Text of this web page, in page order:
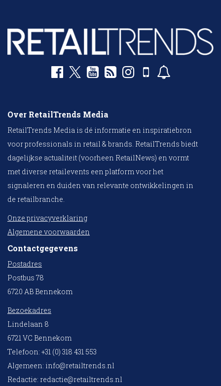
Over RetailTrends Media
RetailTrends Media is dé informatie en inspiratiebron
voor professionals in retail & brands. RetailTrends biedt
dagelijkse actualiteit (voorheen RetailNews) en vormt
met diverse retailevents een platform voor het
signaleren en duiden van relevante ontwikkelingen in
de retailbranche.
Onze privacyverklaring
Algemene voorwaarden
Contactgegevens
Postadres
Postbus 78
6720 AB Bennekom
Bezoekadres
Lindelaan 8
6721 VC Bennekom
Telefoon: +31 (0) 318 431 553
Algemeen: info@retailtrends.nl
Redactie: redactie@retailtrends.nl